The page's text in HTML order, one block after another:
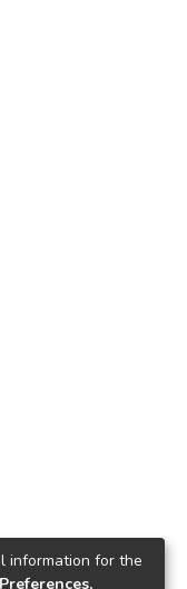
information for the